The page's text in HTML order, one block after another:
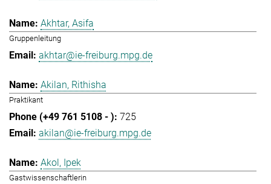
Akhtar, Asifa
Gruppenleitung
akhtar@ie-freiburg.mpg.de
Akilan, Rithisha
Praktikant
725
akilan@ie-freiburg.mpg.de
Akol, Ipek
Gastwissenschaftlerin